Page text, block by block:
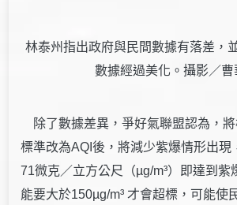
林泰州指出政府與民間數據有落差，
數據經過美化。攝影／曹
除了數據差異，爭好氣聯盟認為，
標準改為AQI後，將減少紫爆情形出現
71微克／立方公尺（µg/m³）即達到紫
能要大於150µg/m³ 才會超標，可能使